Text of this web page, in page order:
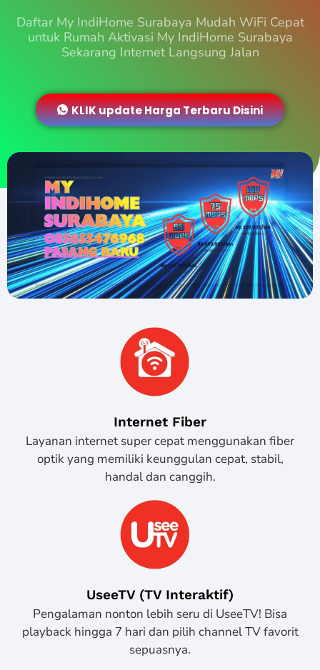
Daftar My IndiHome Surabaya Mudah WiFi Cepat
untuk Rumah Aktivasi My IndiHome Surabaya
Sekarang Internet Langsung Jalan
KLIK update Harga Terbaru Disini
Internet Fiber
Layanan internet super cepat menggunakan fiber
optik yang memiliki keunggulan cepat, stabil,
handal dan canggih.
UseeTV (TV Interaktif)
Pengalaman nonton lebih seru di UseeTV! Bisa
playback hingga 7 hari dan pilih channel TV favorit
sepuasnya.